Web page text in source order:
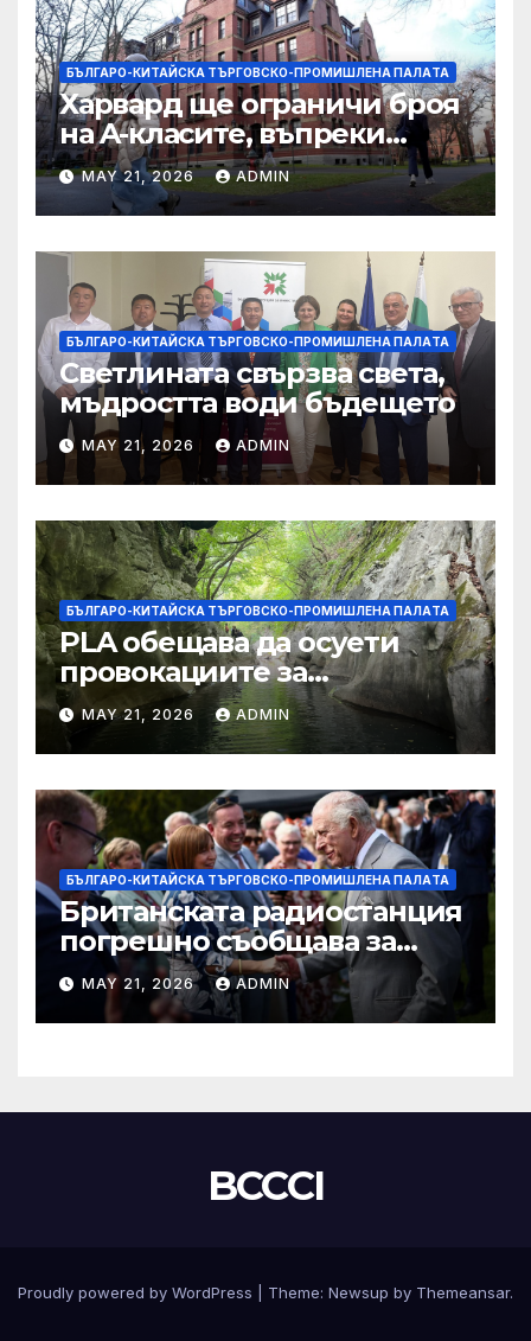
БЪЛГАРО-КИТАЙСКА ТЪРГОВСКО-ПРОМИШЛЕНА ПАЛAТА
Харвард ще ограничи броя
на A-класите, въпреки
силната съпротива на
студентите
MAY 21, 2026 ADMIN
БЪЛГАРО-КИТАЙСКА ТЪРГОВСКО-ПРОМИШЛЕНА ПАЛAТА
Светлината свързва света,
мъдростта води бъдещето
MAY 21, 2026 ADMIN
БЪЛГАРО-КИТАЙСКА ТЪРГОВСКО-ПРОМИШЛЕНА ПАЛAТА
PLA обещава да осуети
провокациите за
„независимост на Тайван“.
MAY 21, 2026 ADMIN
БЪЛГАРО-КИТАЙСКА ТЪРГОВСКО-ПРОМИШЛЕНА ПАЛAТА
Британската радиостанция
погрешно съобщава за
смъртта на крал Чарлз
MAY 21, 2026 ADMIN
BCCCI
Proudly powered by WordPress Theme: Newsup by Themeansar.